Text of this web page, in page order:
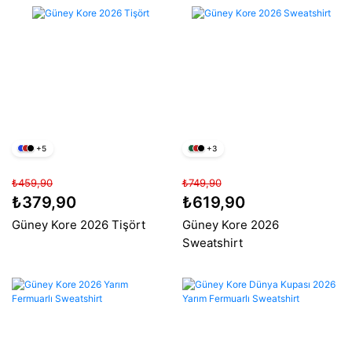
+5
₺459,90
₺379,90
Güney Kore 2026 Tişört
+3
₺749,90
₺619,90
Güney Kore 2026
Sweatshirt